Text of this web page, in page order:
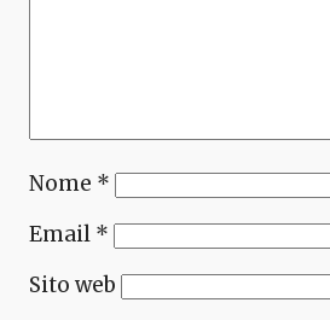
Nome *
Email *
Sito web